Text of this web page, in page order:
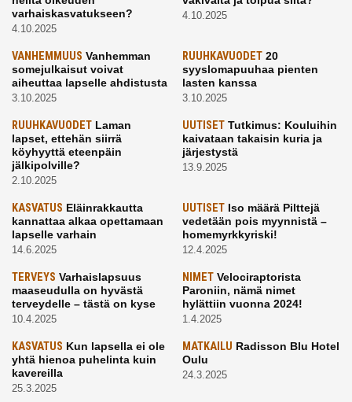
varhaiskasvatukseen?
4.10.2025
4.10.2025
VANHEMMUUS Vanhemman
somejulkaisut voivat
aiheuttaa lapselle ahdistusta
3.10.2025
RUUHKAVUODET20
syyslomapuuhaa pienten
lasten kanssa
3.10.2025
RUUHKAVUODET Laman
lapset, ettehän siirrä
köyhyyttä eteenpäin
jälkipolville?
2.10.2025
UUTISETTutkimus: Kouluihin
kaivataan takaisin kuria ja
järjestystä
13.9.2025
KASVATUS Eläinrakkautta
kannattaa alkaa opettamaan
lapselle varhain
14.6.2025
UUTISETIso määrä Pilttejä
vedetään pois myynnistä –
homemyrkkyriski!
12.4.2025
TERVEYS Varhaislapsuus
maaseudulla on hyvästä
terveydelle – tästä on kyse
10.4.2025
NIMETVelociraptorista
Paroniin, nämä nimet
hylättiin vuonna 2024!
1.4.2025
KASVATUS Kun lapsella ei ole
yhtä hienoa puhelinta kuin
kavereilla
25.3.2025
MATKAILU Radisson Blu Hotel
Oulu
24.3.2025